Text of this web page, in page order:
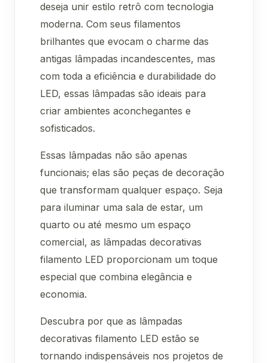
deseja unir estilo retrô com tecnologia
moderna. Com seus filamentos
brilhantes que evocam o charme das
antigas lâmpadas incandescentes, mas
com toda a eficiência e durabilidade do
LED, essas lâmpadas são ideais para
criar ambientes aconchegantes e
sofisticados.
Essas lâmpadas não são apenas
funcionais; elas são peças de decoração
que transformam qualquer espaço. Seja
para iluminar uma sala de estar, um
quarto ou até mesmo um espaço
comercial, as lâmpadas decorativas
filamento LED proporcionam um toque
especial que combina elegância e
economia.
Descubra por que as lâmpadas
decorativas filamento LED estão se
tornando indispensáveis nos projetos de